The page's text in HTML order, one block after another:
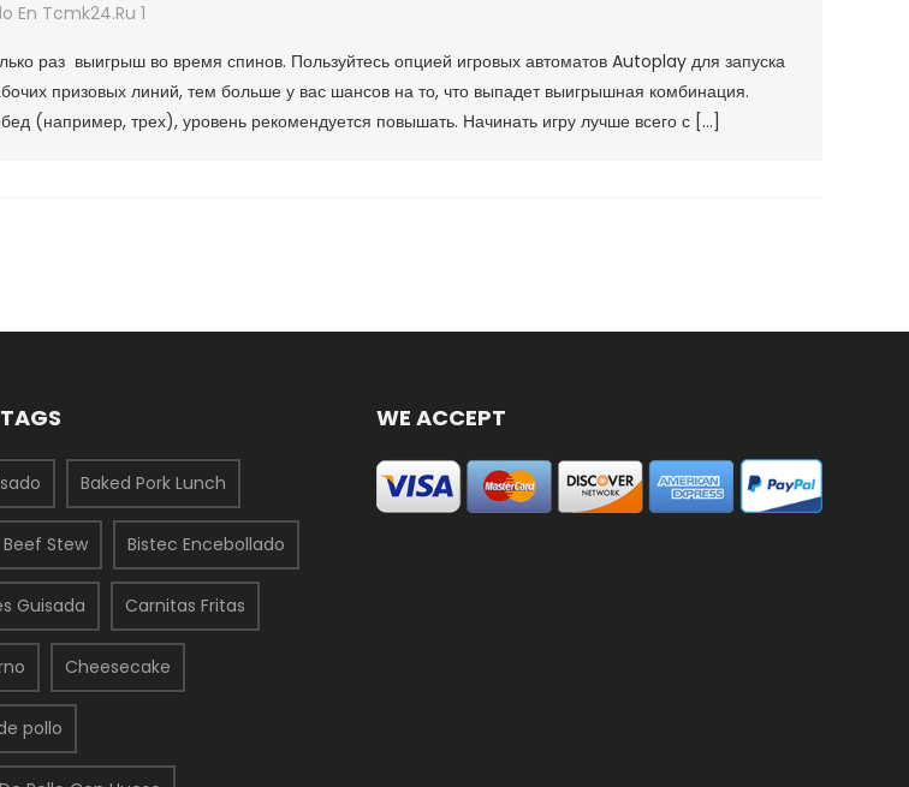
En Tcmk24.ru 1
раз выигрыш во время спинов. Пользуйтесь опцией игровых автоматов Autoplay для запуска
призовых линий, тем больше у вас шансов на то, что выпадет выигрышная комбинация.
(например, трех), уровень рекомендуется повышать. Начинать игру лучше всего с […]
Baked Pork Lunch
Beef Stew Bistec Encebollado
Guisada Carnitas Fritas
Cheesecake
pollo
WE ACCEPT